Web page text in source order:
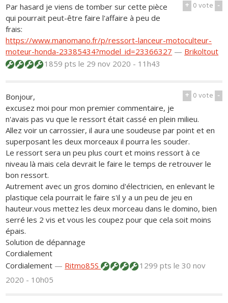
+ 0vote -
Par hasard je viens de tomber sur cette pièce
qui pourrait peut-être faire l'affaire à peu de
frais:
https://www.manomano.fr/p/ressort-lanceur-motoculteur-
moteur-honda-23385434?model_id=23366327 — Brikoltout
1859 ptsle 29 nov 2020 - 11h43
+ 0vote -
Bonjour,
excusez moi pour mon premier commentaire, je
n'avais pas vu que le ressort était cassé en plein milieu.
Allez voir un carrossier, il aura une soudeuse par point et en
superposant les deux morceaux il pourra les souder.
Le ressort sera un peu plus court et moins ressort à ce
niveau là mais cela devrait le faire le temps de retrouver le
bon ressort.
Autrement avec un gros domino d'électricien, en enlevant le
plastique cela pourrait le faire s'il y a un peu de jeu en
hauteur.vous mettez les deux morceau dans le domino, bien
serré les 2 vis et vous les coupez pour que cela soit moins
épais.
Solution de dépannage
Cordialement
Cordialement — Ritmo85S 1299 ptsle 30 nov
2020 - 10h05